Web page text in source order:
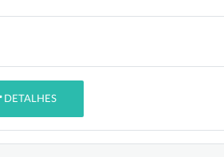
DETALHES